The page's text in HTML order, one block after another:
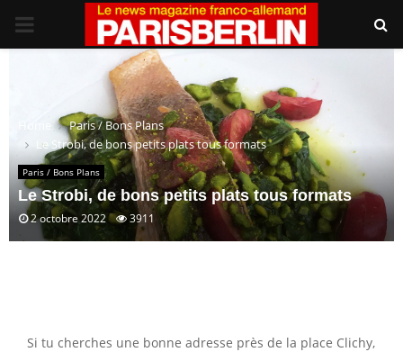
PRIMARY
Paris / Bons Plans
Le Strobi, de bons petits plats tous formats
Paris / Bons Plans
Le Strobi, de bons petits plats tous formats
2 octobre 2022 3911
Si tu cherches une bonne adresse près de la place Clichy,